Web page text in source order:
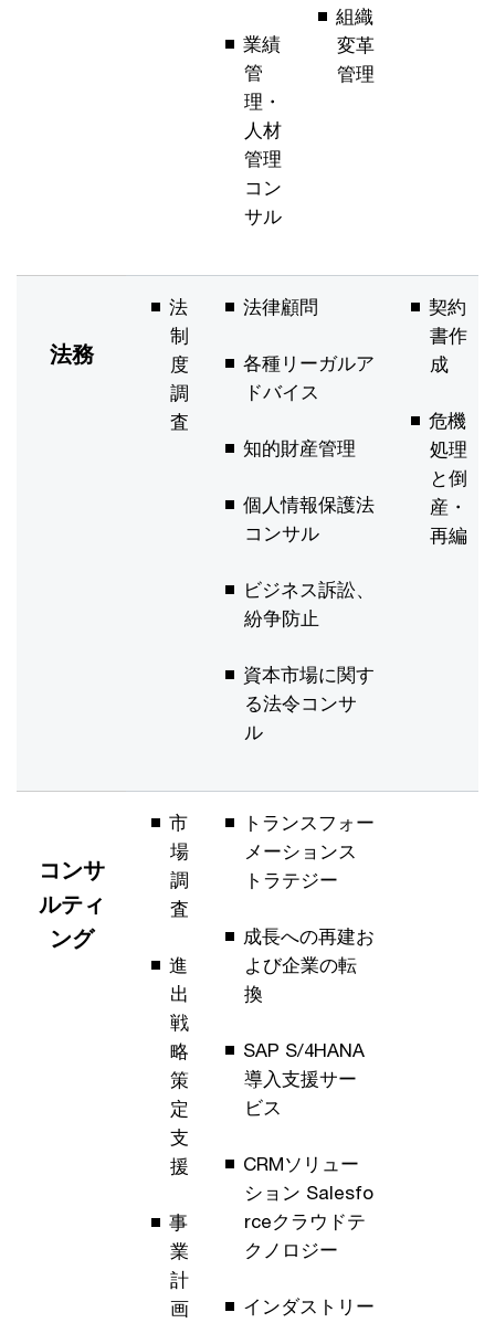
業績
管
理・
人材
管理
コン
サル
組織
変革
管理
法務
法
制
度
調
査
法律顧問
各種リーガルア
ドバイス
知的財産管理
個人情報保護法
コンサル
ビジネス訴訟、
紛争防止
資本市場に関す
る法令コンサ
ル
契約
書作
成
危機
処理
と倒
産・
再編
コンサ
ルティ
ング
市
場
調
査
進
出
戦
略
策
定
支
援
事
業
計
画
トランスフォー
メーションス
トラテジー
成長への再建お
よび企業の転
換
SAP S/4HANA
導入支援サー
ビス
CRMソリュー
ション Salesfo
rceクラウドテ
クノロジー
インダストリー